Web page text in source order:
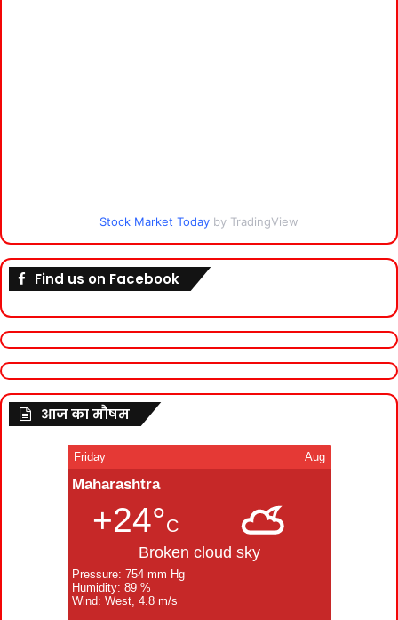
Stock Market Today by TradingView
Find us on Facebook
आज का मौषम
Friday Aug
Maharashtra
+24°C
Broken cloud sky
Pressure: 754 mm Hg
Humidity: 89 %
Wind: West, 4.8 m/s